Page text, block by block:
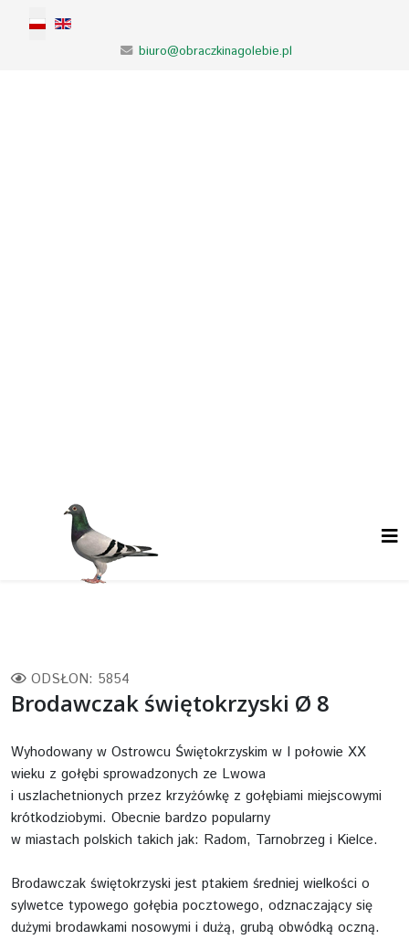
Wybierz swój język
biuro@obraczkinagolebie.pl
ODSŁON: 5854
Brodawczak świętokrzyski Ø 8
Wyhodowany w Ostrowcu Świętokrzyskim w I połowie XX
wieku z gołębi sprowadzonych ze Lwowa
i uszlachetnionych przez krzyżówkę z gołębiami miejscowymi
krótkodziobymi. Obecnie bardzo popularny
w miastach polskich takich jak: Radom, Tarnobrzeg i Kielce.
Brodawczak świętokrzyski jest ptakiem średniej wielkości o
sylwetce typowego gołębia pocztowego, odznaczający się
dużymi brodawkami nosowymi i dużą, grubą obwódką oczną.